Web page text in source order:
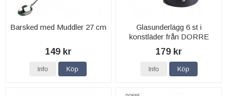
Barsked med Muddler 27 cm
149 kr
Info Köp
Glasunderlägg 6 st i
konstläder från DORRE
179 kr
Info Köp